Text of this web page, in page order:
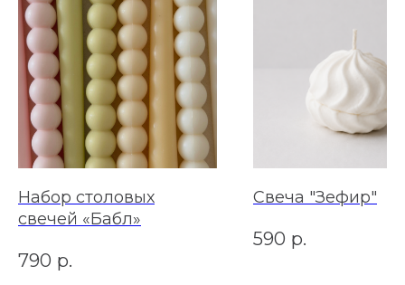
Набор столовых
свечей «Бабл»
790 р.
Свеча "Зефир"
590 р.